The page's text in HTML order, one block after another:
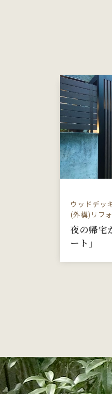
ウッドデッ
(外構)リフ
夜の帰宅
ート」